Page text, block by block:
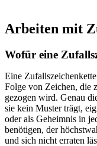
Arbeiten mit
Wofür eine
Eine
Folge von Zeichen, die
gezogen wird. Genau
sie kein Muster trägt,
oder als Geheimnis in
benötigen, der
und sich nicht erraten